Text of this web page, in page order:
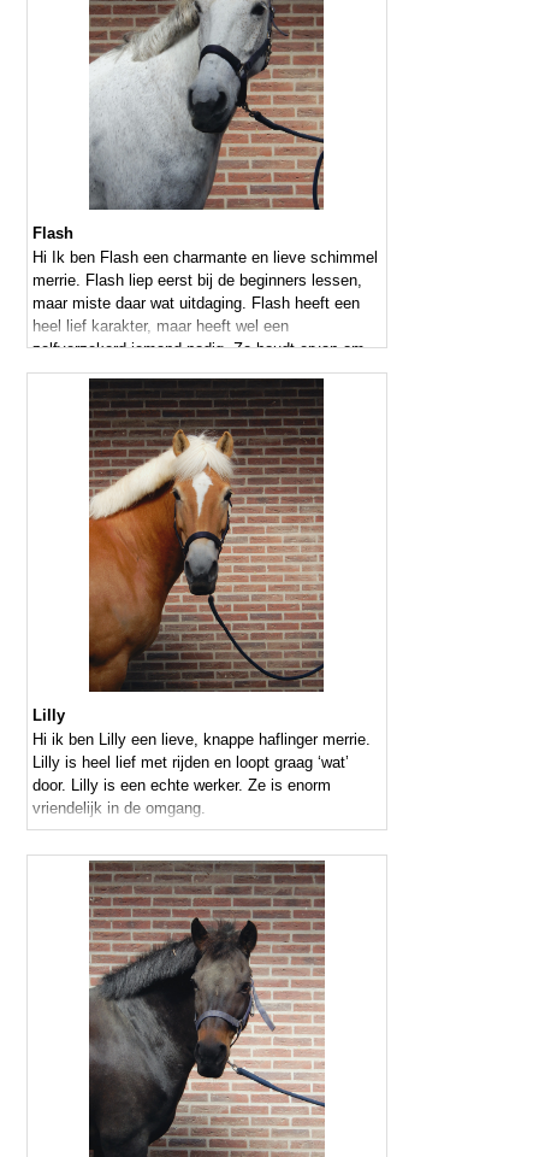
Flash
Hi Ik ben Flash een charmante en lieve schimmel
merrie. Flash liep eerst bij de beginners lessen,
maar miste daar wat uitdaging. Flash heeft een
heel lief karakter, maar heeft wel een
zelfverzekerd iemand nodig. Ze houdt ervan om
gepoetst te worden en doet er ook alles aan om
weer mooi wit te worden.
Lilly
Hi ik ben Lilly een lieve, knappe haflinger merrie.
Lilly is heel lief met rijden en loopt graag ‘wat’
door. Lilly is een echte werker. Ze is enorm
vriendelijk in de omgang.